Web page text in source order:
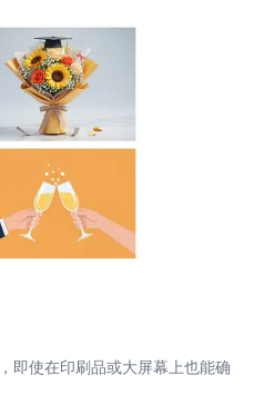
即使在印刷品或大屏幕上也能确